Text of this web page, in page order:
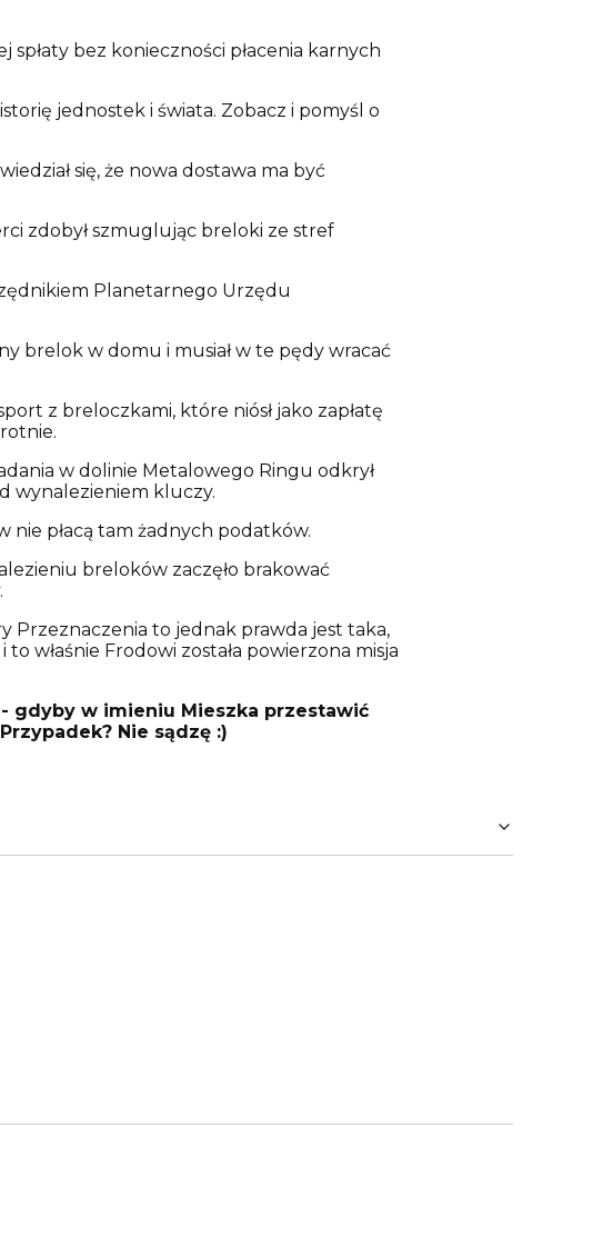
bez konieczności płacenia karnych
jednostek i świata. Zobacz i pomyśl o
się, że nowa dostawa ma być
zdobył szmuglując breloki ze stref
Planetarnego Urzędu
brelok w domu i musiał w te pędy wracać
z breloczkami, które niósł jako zapłatę
w dolinie Metalowego Ringu odkrył
wynalezieniem kluczy.
nie płacą tam żadnych podatków.
breloków zaczęło brakować
Przeznaczenia to jednak prawda jest taka,
właśnie Frodowi została powierzona misja
gdyby w imieniu Mieszka przestawić
Nie sądzę :)